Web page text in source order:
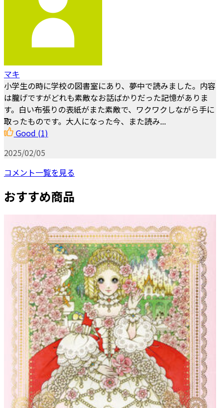
マキ
小学生の時に学校の図書室にあり、夢中で読みました。内容
は朧げですがどれも素敵なお話ばかりだった記憶がありま
す。白い布張りの表紙がまた素敵で、ワクワクしながら手に
取ったものです。大人になった今、また読み...
Good (1)
2025/02/05
コメント一覧を見る
おすすめ商品